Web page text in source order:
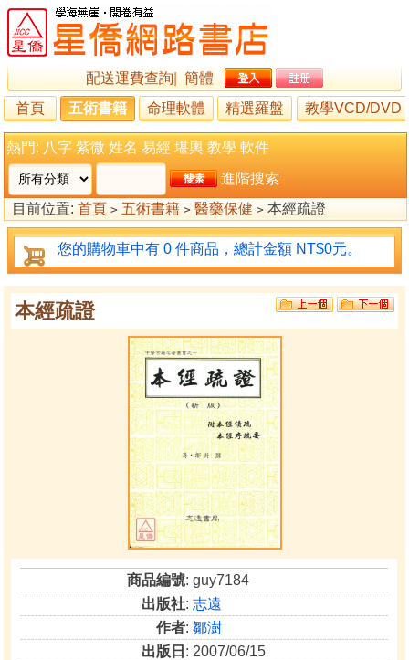
配送運費查詢
簡體
首頁
五術書籍 命理軟體 精選羅盤 教學VCD/DVD
熱門: 八字 紫微 姓名 易經 堪輿 教學 軟件
進階搜索
目前位置: 首頁 > 五術書籍 > 醫藥保健 > 本經疏證
您的購物車中有 0 件商品，總計金額 NT$0元。
本經疏證
商品編號: guy7184
出版社:志遠
作者:鄒澍
出版日 : 2007/06/15